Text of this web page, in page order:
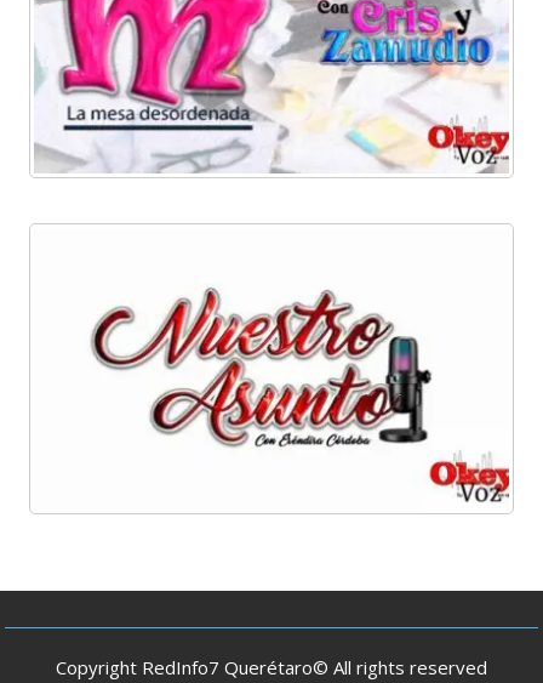
Copyright RedInfo7 Querétaro© All rights reserved